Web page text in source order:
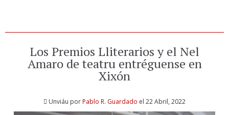
Los Premios Lliterarios y el Nel
Amaro de teatru entréguense en
Xixón
Unviáu porPablo R. Guardado el 22 Abril, 2022